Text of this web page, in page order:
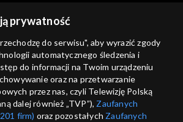
Trzeci punkt widzenia
24.01.2021
prywatność
do serwisu", aby wyrazić zgody
automatycznego śledzenia i
do informacji na Twoim urządzeniu
oraz na przetwarzanie
przez nas, czyli Telewizję Polską
dalej również „TVP”), Zaufanych
firm) oraz pozostałych Zaufanych